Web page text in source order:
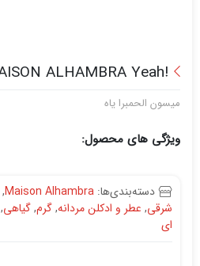
!MAISON ALHAMBRA Yeah
میسون الحمبرا یاه
ویژگی های محصول:
دسته‌بندی‌ها: Maison Alhambra
,
شرقی, عطر و ادکلن مردانه,گرم,گیاهی,
ای